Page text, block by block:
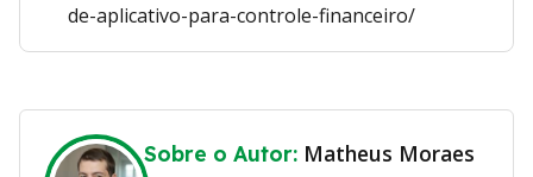
de-aplicativo-para-controle-financeiro/
Sobre o Autor: Matheus Moraes